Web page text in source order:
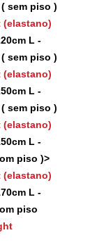
sem piso )
(elastano)
L -
sem piso )
(elastano)
L -
sem piso )
(elastano)
L -
piso )>
(elastano)
L -
piso